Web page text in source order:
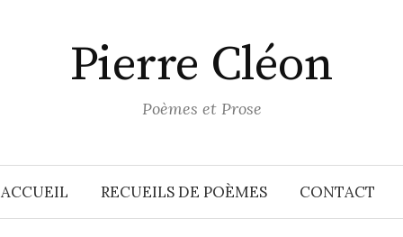
Pierre Cléon
Poèmes et Prose
ACCUEIL RECUEILS DE POÈMES CONTACT